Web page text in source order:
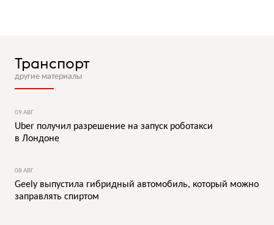
Транспорт
другие материалы
09 АВГ
Uber получил разрешение на запуск роботакси
в Лондоне
08 АВГ
Geely выпустила гибридный автомобиль, который можно
заправлять спиртом